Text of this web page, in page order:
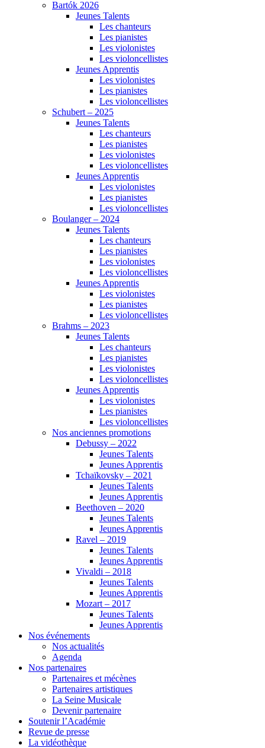
Bartók 2026
Jeunes Talents
Les chanteurs
Les pianistes
Les violonistes
Les violoncellistes
Jeunes Apprentis
Les violonistes
Les pianistes
Les violoncellistes
Schubert – 2025
Jeunes Talents
Les chanteurs
Les pianistes
Les violonistes
Les violoncellistes
Jeunes Apprentis
Les violonistes
Les pianistes
Les violoncellistes
Boulanger – 2024
Jeunes Talents
Les chanteurs
Les pianistes
Les violonistes
Les violoncellistes
Jeunes Apprentis
Les violonistes
Les pianistes
Les violoncellistes
Brahms – 2023
Jeunes Talents
Les chanteurs
Les pianistes
Les violonistes
Les violoncellistes
Jeunes Apprentis
Les violonistes
Les pianistes
Les violoncellistes
Nos anciennes promotions
Debussy – 2022
Jeunes Talents
Jeunes Apprentis
Tchaïkovsky – 2021
Jeunes Talents
Jeunes Apprentis
Beethoven – 2020
Jeunes Talents
Jeunes Apprentis
Ravel – 2019
Jeunes Talents
Jeunes Apprentis
Vivaldi – 2018
Jeunes Talents
Jeunes Apprentis
Mozart – 2017
Jeunes Talents
Jeunes Apprentis
Nos événements
Nos actualités
Agenda
Nos partenaires
Partenaires et mécènes
Partenaires artistiques
La Seine Musicale
Devenir partenaire
Soutenir l’Académie
Revue de presse
La vidéothèque